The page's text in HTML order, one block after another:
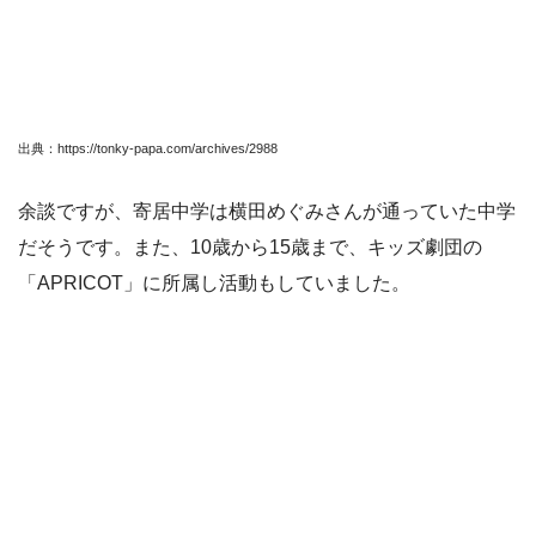
出典：https://tonky-papa.com/archives/2988
余談ですが、寄居中学は横田めぐみさんが通っていた中学
だそうです。また、10歳から15歳まで、キッズ劇団の
「APRICOT」に所属し活動もしていました。